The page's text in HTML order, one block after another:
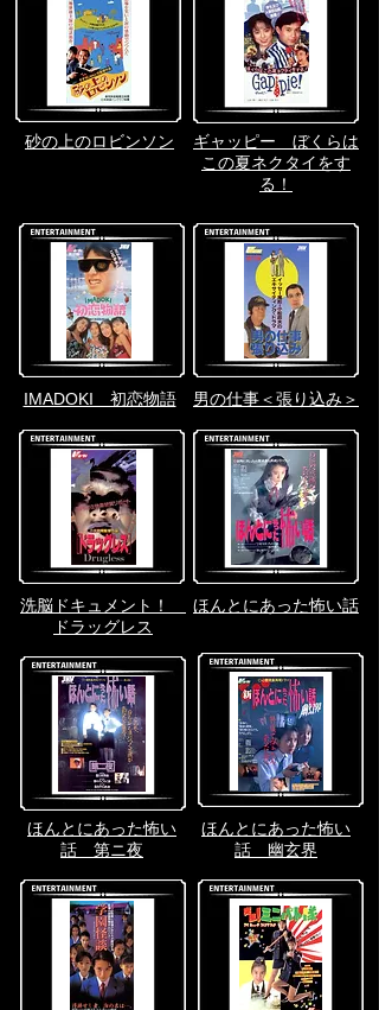
砂の上のロビンソン
洗脳ドキュメント！
ドラッグレス
男の仕事＜張り込み＞
ほんとにあった怖い
話 幽玄界
ギャッピー ぼくらは
この夏ネクタイをす
る！
ほんとにあった怖い話
IMADOKI 初恋物語
ほんとにあった怖い
話 第ニ夜